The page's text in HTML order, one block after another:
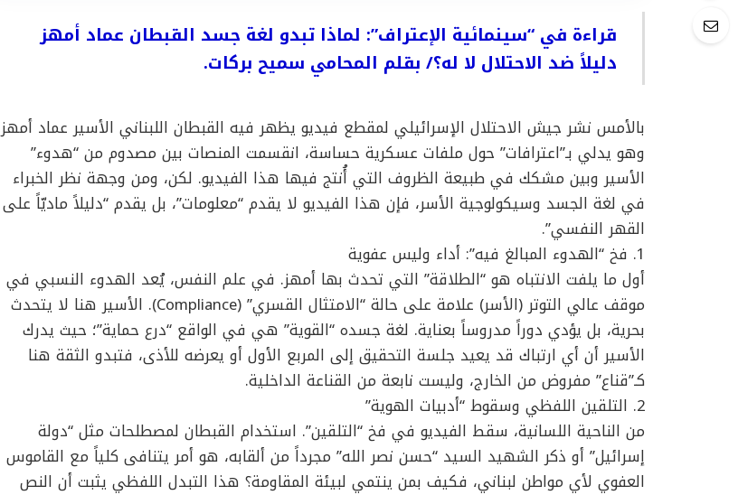
قراءة في “سينمائية الإعتراف”: لماذا تبدو لغة جسد القبطان عماد أمهز
دليلاً ضد الاحتلال لا له؟/ بقلم المحامي سميح بركات.
بالأمس نشر جيش الاحتلال الإسرائيلي لمقطع فيديو يظهر فيه القبطان اللبناني الأسير عماد أمهز
وهو يدلي بـ”اعترافات” حول ملفات عسكرية حساسة، انقسمت المنصات بين مصدوم من “هدوء”
الأسير وبين مشكك في طبيعة الظروف التي أُنتج فيها هذا الفيديو. لكن، ومن وجهة نظر الخبراء
في لغة الجسد وسيكولوجية الأسر، فإن هذا الفيديو لا يقدم “معلومات”، بل يقدم “دليلاً ماديّاً على
القهر النفسي”.
1. فخ “الهدوء المبالغ فيه”: أداء وليس عفوية
أول ما يلفت الانتباه هو “الطلاقة” التي تحدث بها أمهز. في علم النفس، يُعد الهدوء النسبي في
موقف عالي التوتر (الأسر) علامة على حالة “الامتثال القسري” (Compliance). الأسير هنا لا يتحدث
بحرية، بل يؤدي دوراً مدروساً بعناية. لغة جسده “القوية” هي في الواقع “درع حماية”؛ حيث يدرك
الأسير أن أي ارتباك قد يعيد جلسة التحقيق إلى المربع الأول أو يعرضه للأذى، فتبدو الثقة هنا
كـ”قناع” مفروض من الخارج، وليست نابعة من القناعة الداخلية.
2. التلقين اللفظي وسقوط “أدبيات الهوية”
من الناحية اللسانية، سقط الفيديو في فخ “التلقين”. استخدام القبطان لمصطلحات مثل “دولة
إسرائيل” أو ذكر الشهيد السيد “حسن نصر الله” مجرداً من ألقابه، هو أمر يتنافى كلياً مع القاموس
العفوي لأي مواطن لبناني، فكيف بمن ينتمي لبيئة المقاومة؟ هذا التبدل اللفظي يثبت أن النص